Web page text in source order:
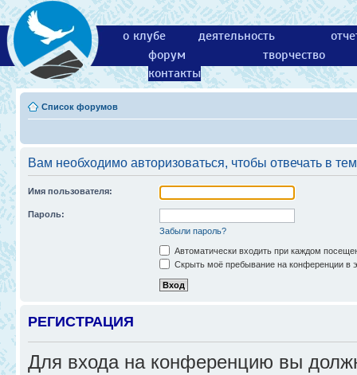
о клубе деятельность
форум
творчество
контакты
Список форумов
Вам необходимо авторизоваться, чтобы отвечать в
Имя пользователя:
Пароль:
Забыли пароль?
Автоматически входить при каждом
Скрыть моё пребывание на конференции в
РЕГИСТРАЦИЯ
Для входа на конференцию вы